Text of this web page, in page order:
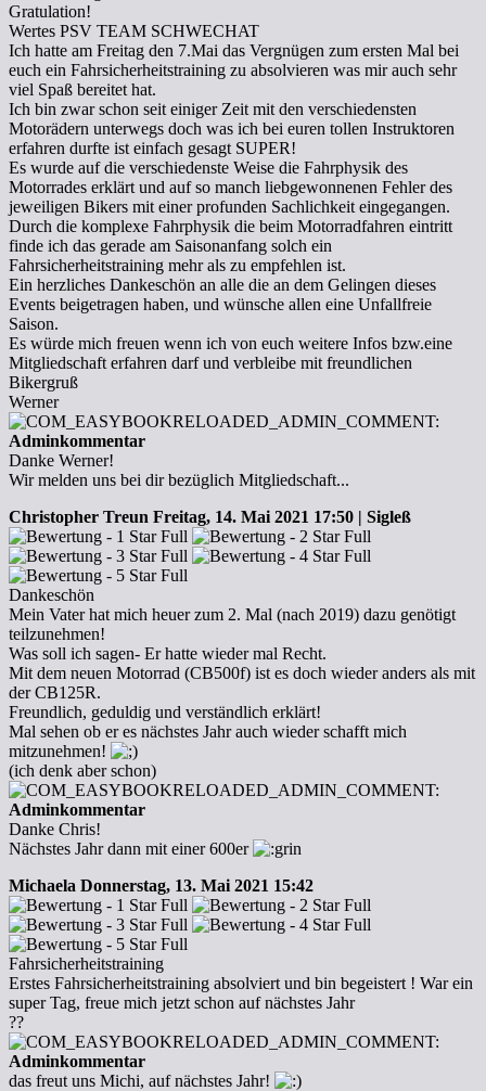
Gratulation!
Wertes PSV TEAM SCHWECHAT
Ich hatte am Freitag den 7.Mai das Vergnügen zum ersten Mal bei
euch ein Fahrsicherheitstraining zu absolvieren was mir auch sehr
viel Spaß bereitet hat.
Ich bin zwar schon seit einiger Zeit mit den verschiedensten
Motorädern unterwegs doch was ich bei euren tollen Instruktoren
erfahren durfte ist einfach gesagt SUPER!
Es wurde auf die verschiedenste Weise die Fahrphysik des
Motorrades erklärt und auf so manch liebgewonnenen Fehler des
jeweiligen Bikers mit einer profunden Sachlichkeit eingegangen.
Durch die komplexe Fahrphysik die beim Motorradfahren eintritt
finde ich das gerade am Saisonanfang solch ein
Fahrsicherheitstraining mehr als zu empfehlen ist.
Ein herzliches Dankeschön an alle die an dem Gelingen dieses
Events beigetragen haben, und wünsche allen eine Unfallfreie
Saison.
Es würde mich freuen wenn ich von euch weitere Infos bzw.eine
Mitgliedschaft erfahren darf und verbleibe mit freundlichen
Bikergruß
Werner
Adminkommentar
Danke Werner!
Wir melden uns bei dir bezüglich Mitgliedschaft...
Christopher Treun Freitag, 14. Mai 2021 17:50 | Sigleß
Dankeschön
Mein Vater hat mich heuer zum 2. Mal (nach 2019) dazu genötigt
teilzunehmen!
Was soll ich sagen- Er hatte wieder mal Recht.
Mit dem neuen Motorrad (CB500f) ist es doch wieder anders als mit
der CB125R.
Freundlich, geduldig und verständlich erklärt!
Mal sehen ob er es nächstes Jahr auch wieder schafft mich
mitzunehmen!
(ich denk aber schon)
Adminkommentar
Danke Chris!
Nächstes Jahr dann mit einer 600er
Michaela Donnerstag, 13. Mai 2021 15:42
Fahrsicherheitstraining
Erstes Fahrsicherheitstraining absolviert und bin begeistert ! War ein
super Tag, freue mich jetzt schon auf nächstes Jahr
??
Adminkommentar
das freut uns Michi, auf nächstes Jahr!